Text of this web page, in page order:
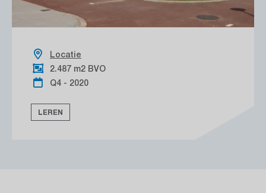
Locatie
2.487 m2 BVO
Q4 - 2020
LEREN